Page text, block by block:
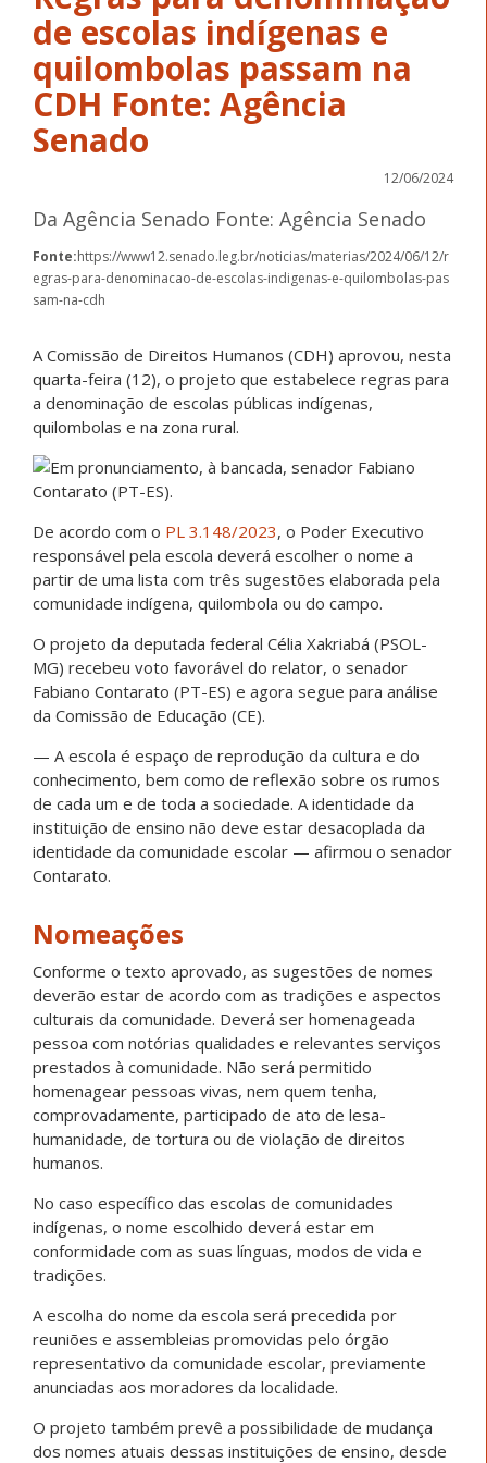
de escolas indígenas e
quilombolas passam na
CDH Fonte: Agência
Senado
12/06/2024
Da Agência Senado Fonte: Agência Senado
Fonte:https://www12.senado.leg.br/noticias/materias/2024/06/12/r
egras-para-denominacao-de-escolas-indigenas-e-quilombolas-pas
sam-na-cdh
A Comissão de Direitos Humanos (CDH) aprovou, nesta
quarta-feira (12), o projeto que estabelece regras para
a denominação de escolas públicas indígenas,
quilombolas e na zona rural.
De acordo com o PL 3.148/2023, o Poder Executivo
responsável pela escola deverá escolher o nome a
partir de uma lista com três sugestões elaborada pela
comunidade indígena, quilombola ou do campo.
O projeto da deputada federal Célia Xakriabá (PSOL-
MG) recebeu voto favorável do relator, o senador
Fabiano Contarato (PT-ES) e agora segue para análise
da Comissão de Educação (CE).
— A escola é espaço de reprodução da cultura e do
conhecimento, bem como de reflexão sobre os rumos
de cada um e de toda a sociedade. A identidade da
instituição de ensino não deve estar desacoplada da
identidade da comunidade escolar — afirmou o senador
Contarato.
Nomeações
Conforme o texto aprovado, as sugestões de nomes
deverão estar de acordo com as tradições e aspectos
culturais da comunidade. Deverá ser homenageada
pessoa com notórias qualidades e relevantes serviços
prestados à comunidade. Não será permitido
homenagear pessoas vivas, nem quem tenha,
comprovadamente, participado de ato de lesa-
humanidade, de tortura ou de violação de direitos
humanos.
No caso específico das escolas de comunidades
indígenas, o nome escolhido deverá estar em
conformidade com as suas línguas, modos de vida e
tradições.
A escolha do nome da escola será precedida por
reuniões e assembleias promovidas pelo órgão
representativo da comunidade escolar, previamente
anunciadas aos moradores da localidade.
O projeto também prevê a possibilidade de mudança
dos nomes atuais dessas instituições de ensino, desde